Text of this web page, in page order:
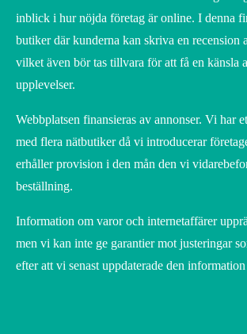
inblick i hur nöjda företag är online. I denna
butiker där kunderna kan skriva en recension
vilket även bör tas tillvara för att få en känsla
upplevelser.
Webbplatsen finansieras av annonser. Vi har
med flera nätbutiker då vi introducerar
erhåller provision i den mån den vi
beställning.
Information om varor och internetaffärer
men vi kan inte ge garantier mot justeringar
efter att vi senast uppdaterade den